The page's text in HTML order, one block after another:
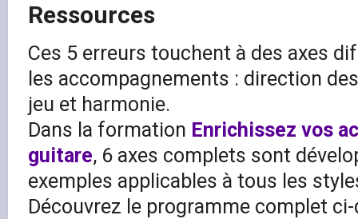
Ressources
Ces 5 erreurs touchent à des axes
les accompagnements : direction
jeu et harmonie.
Dans la formation Enrichissez vos
guitare, 6 axes complets sont
exemples applicables à tous les
Découvrez le programme complet